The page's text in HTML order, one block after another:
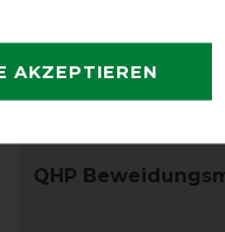
QHP
AKZEPTIEREN